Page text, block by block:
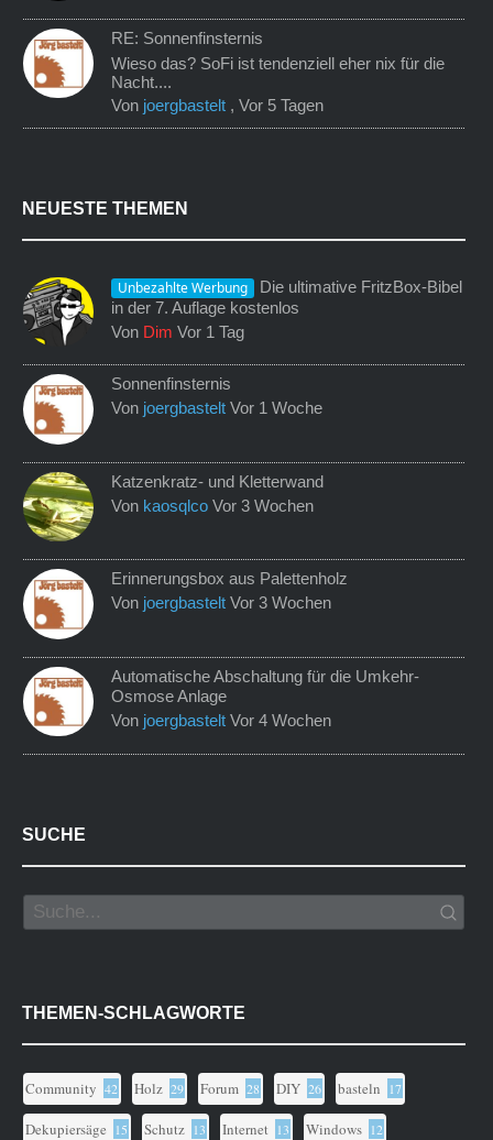
RE: Sonnenfinsternis
Wieso das? SoFi ist tendenziell eher nix für die
Nacht....
Von joergbastelt ,Vor 5 Tagen
NEUESTE THEMEN
Unbezahlte Werbung
Die ultimative FritzBox-Bibel
in der 7. Auflage kostenlos
Von Dim Vor 1 Tag
Sonnenfinsternis
Von joergbastelt Vor 1 Woche
Katzenkratz- und Kletterwand
Von kaosqlco Vor 3 Wochen
Erinnerungsbox aus Palettenholz
Von joergbastelt Vor 3 Wochen
Automatische Abschaltung für die Umkehr-
Osmose Anlage
Von joergbastelt Vor 4 Wochen
SUCHE
THEMEN-SCHLAGWORTE
Community 42 Holz 29 Forum 28 DIY 26 basteln 17
Dekupiersäge 15 Schutz 13 Internet 13 Windows 12